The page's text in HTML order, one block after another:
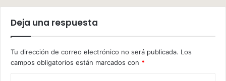
Deja una respuesta
Tu dirección de correo electrónico no será publicada. Los
campos obligatorios están marcados con *